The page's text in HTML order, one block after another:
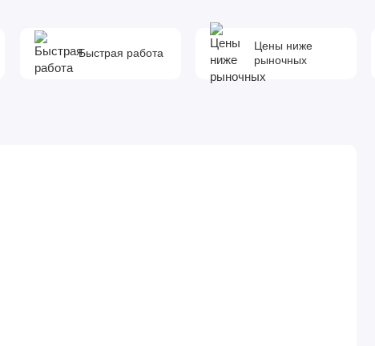
Быстрая работа
Цены ниже
рыночных